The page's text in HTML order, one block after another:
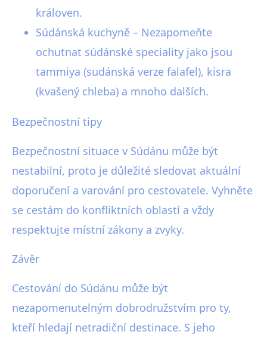
královen.
Súdánská kuchyně – Nezapomeňte
ochutnat súdánské speciality jako jsou
tammiya (sudánská verze falafel), kisra
(kvašený chleba) a mnoho dalších.
Bezpečnostní tipy
Bezpečnostní situace v Súdánu může být
nestabilní, proto je důležité sledovat aktuální
doporučení a varování pro cestovatele. Vyhněte
se cestám do konfliktních oblastí a vždy
respektujte místní zákony a zvyky.
Závěr
Cestování do Súdánu může být
nezapomenutelným dobrodružstvím pro ty,
kteří hledají netradiční destinace. S jeho